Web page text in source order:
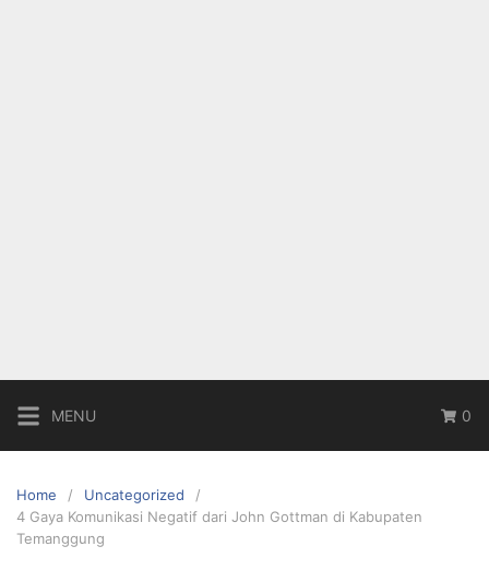
MENU 0
Home
Uncategorized
4 Gaya Komunikasi Negatif dari John Gottman di Kabupaten
Temanggung